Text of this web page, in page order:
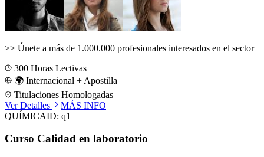
>> Únete a más de 1.000.000 profesionales interesados en el sector
300 Horas Lectivas
🌍 Internacional + Apostilla
Titulaciones Homologadas
Ver Detalles
MÁS INFO
QUÍMICAID: q1
Curso Calidad en laboratorio